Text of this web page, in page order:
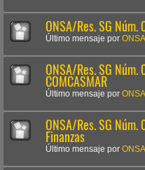
ONSA/Res. SG
Último mensaje por
ONSA/Res. SG
COMCASMAR
Último mensaje por
ONSA/Res. SG
Finanzas
Último mensaje por